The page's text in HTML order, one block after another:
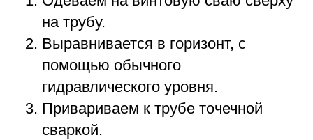
на трубу.
Выравнивается в горизонт, с
помощью обычного
гидравлического уровня.
Привариваем к трубе точечной
сваркой.